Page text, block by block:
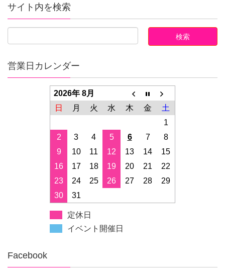
サイト内を検索
営業日カレンダー
2026年 8月
日
月 火 水 木 金
土
1
2
3 4 5 6 7
8
9
10 11 12 13 14
15
16
17 18 19 20 21
22
23
24 25 26 27 28
29
30
31
定休日
イベント開催日
Facebook